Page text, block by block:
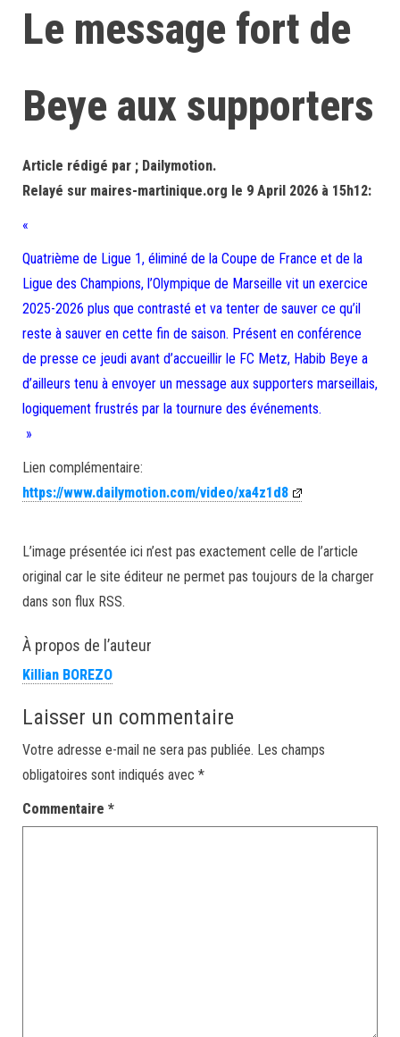
Le message fort de
Beye aux supporters
Article rédigé par ; Dailymotion.
Relayé sur maires-martinique.org le 9 April 2026 à 15h12:
«
Quatrième de Ligue 1, éliminé de la Coupe de France et de la
Ligue des Champions, l’Olympique de Marseille vit un exercice
2025-2026 plus que contrasté et va tenter de sauver ce qu’il
reste à sauver en cette fin de saison. Présent en conférence
de presse ce jeudi avant d’accueillir le FC Metz, Habib Beye a
d’ailleurs tenu à envoyer un message aux supporters marseillais,
logiquement frustrés par la tournure des événements.
»
Lien complémentaire:
https://www.dailymotion.com/video/xa4z1d8
L’image présentée ici n’est pas exactement celle de l’article
original car le site éditeur ne permet pas toujours de la charger
dans son flux RSS.
À propos de l’auteur
Killian BOREZO
Laisser un commentaire
Votre adresse e-mail ne sera pas publiée. Les champs
obligatoires sont indiqués avec *
Commentaire *